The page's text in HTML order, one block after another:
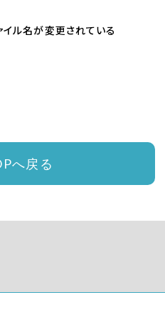
イル名が変更されている
へ戻る